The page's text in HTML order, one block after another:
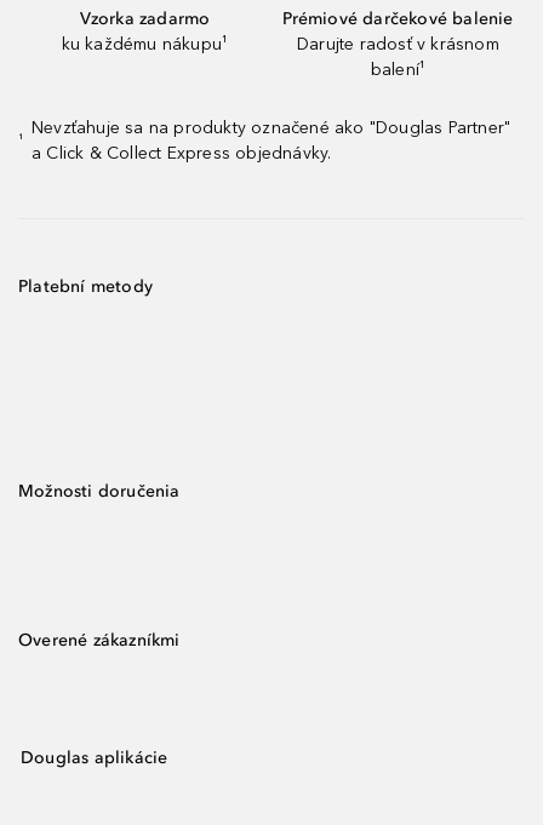
Vzorka zadarmo
ku každému nákupu¹
Prémiové darčekové balenie
Darujte radosť v krásnom
balení¹
¹
Nevzťahuje sa na produkty označené ako "Douglas Partner"
a Click & Collect Express objednávky.
Platební metody
Možnosti doručenia
Overené zákazníkmi
Douglas aplikácie